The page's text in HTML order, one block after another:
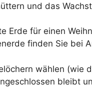
und das
Erde für einen
finden Sie bei
wählen
bleibt